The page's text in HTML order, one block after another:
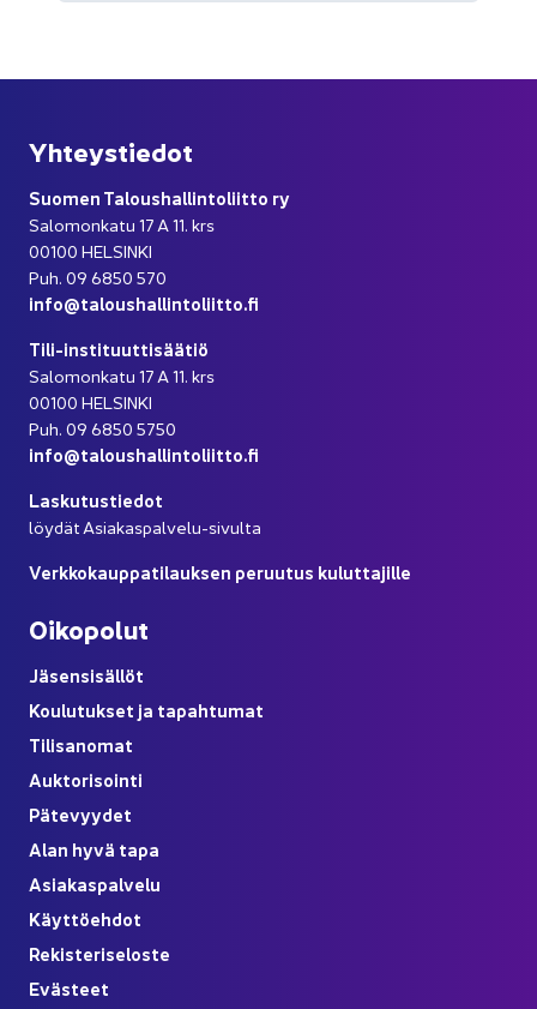
Yh­teys­tie­dot
Suo­men Ta­lous­hal­lin­to­liit­to ry
Sa­lo­mon­ka­tu 17 A 11. krs
00100 HEL­SIN­KI
Puh. 09 6850 570
info@ta­lous­hal­lin­to­liit­to.fi
Tili-​instituuttisäätiö
Sa­lo­mon­ka­tu 17 A 11. krs
00100 HEL­SIN­KI
Puh. 09 6850 5750
info@ta­lous­hal­lin­to­liit­to.fi
Las­ku­tus­tie­dot
löy­dät Asiakaspalvelu-​sivulta
Verk­ko­kaup­pa­ti­lauk­sen pe­ruu­tus ku­lut­ta­jil­le
Oi­ko­po­lut
Jä­sen­si­säl­löt
Kou­lu­tuk­set ja ta­pah­tu­mat
Ti­li­sa­no­mat
Auk­to­ri­soin­ti
Pä­te­vyy­det
Alan hyvä tapa
Asia­kas­pal­ve­lu
Käyt­tö­eh­dot
Re­kis­te­ri­se­los­te
Eväs­teet